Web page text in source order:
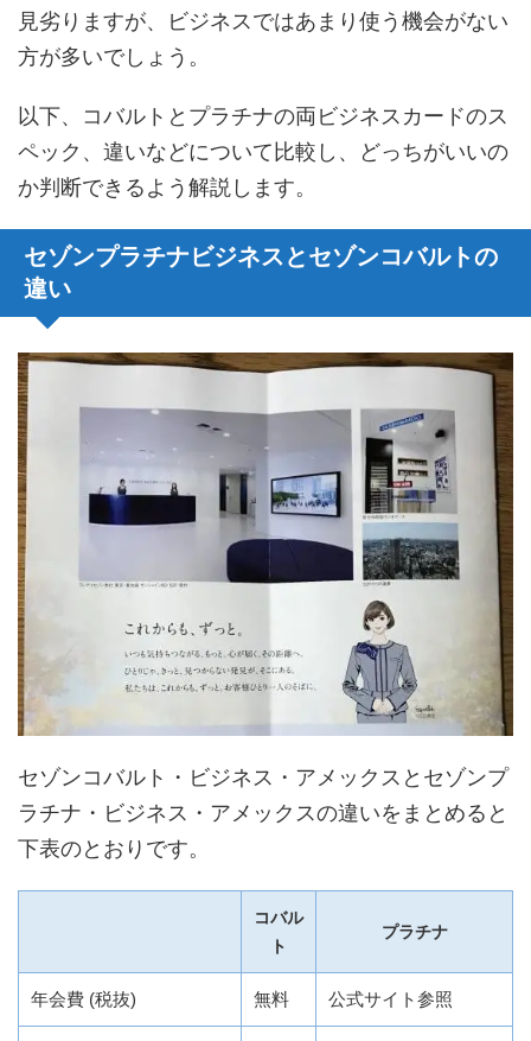
見劣りますが、ビジネスではあまり使う機会がない
方が多いでしょう。
以下、コバルトとプラチナの両ビジネスカードのス
ペック、違いなどについて比較し、どっちがいいの
か判断できるよう解説します。
セゾンプラチナビジネスとセゾンコバルトの
違い
セゾンコバルト・ビジネス・アメックスとセゾンプ
ラチナ・ビジネス・アメックスの違いをまとめると
下表のとおりです。
コバル
ト
プラチナ
年会費 (税抜) 無料 公式サイト参照